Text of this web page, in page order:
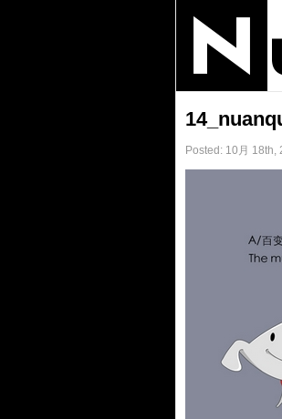
Posted: 10月 18th,